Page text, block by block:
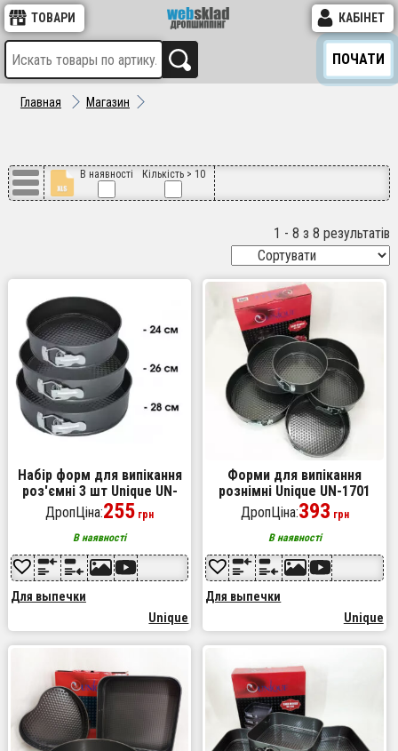
ТОВАРИ КАБІНЕТ
ПОЧАТИ
Главная Магазин
В наявності Кількість > 10
1 - 8 з 8 результатів
Набір форм для випікання
роз'ємні 3 шт Unique UN-
1702, металева форма для
випікання набір
ДропЦіна:255 грн
В наявності
Для выпечки
Unique
Форми для випікання
рознімні Unique UN-1701
набір форм 6шт для
випікання кондитерські
ДропЦіна:393 грн
В наявності
Для выпечки
Unique